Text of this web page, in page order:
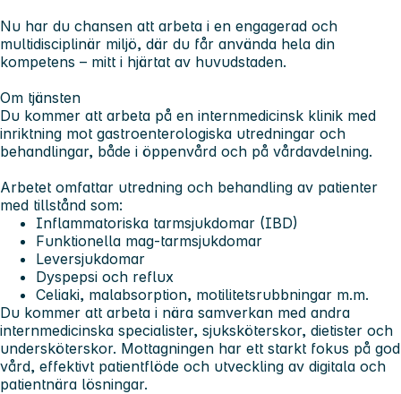
Nu har du chansen att arbeta i en engagerad och
multidisciplinär miljö, där du får använda hela din
kompetens – mitt i hjärtat av huvudstaden.
Om tjänsten
Du kommer att arbeta på en internmedicinsk klinik med
inriktning mot gastroenterologiska utredningar och
behandlingar, både i öppenvård och på vårdavdelning.
Arbetet omfattar utredning och behandling av patienter
med tillstånd som:
Inflammatoriska tarmsjukdomar (IBD)
Funktionella mag-tarmsjukdomar
Leversjukdomar
Dyspepsi och reflux
Celiaki, malabsorption, motilitetsrubbningar m.m.
Du kommer att arbeta i nära samverkan med andra
internmedicinska specialister, sjuksköterskor, dietister och
undersköterskor. Mottagningen har ett starkt fokus på god
vård, effektivt patientflöde och utveckling av digitala och
patientnära lösningar.